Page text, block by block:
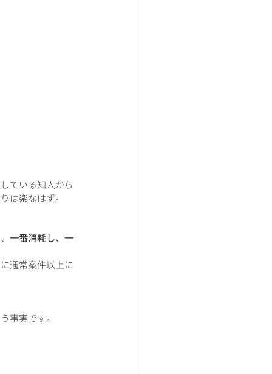
ている知人から
は楽なはず。
一番消耗し、一
通常案件以上に
事実です。